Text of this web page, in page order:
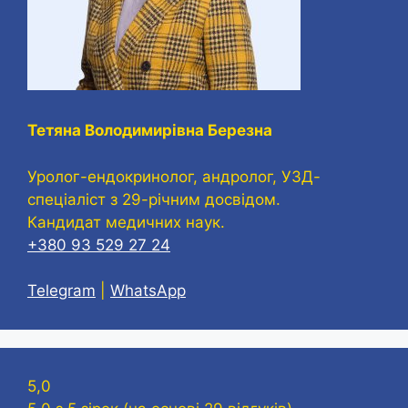
Тетяна Володимирівна Березна
Уролог-ендокринолог, андролог, УЗД-
спеціаліст з 29-річним досвідом.
Кандидат медичних наук.
+380 93 529 27 24
Telegram WhatsApp
5,0